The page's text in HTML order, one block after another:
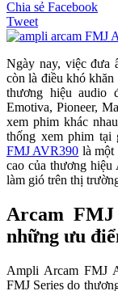
Chia sẻ Facebook
Tweet
Ngày nay, việc đưa
còn là điều khó
thương hiệu audio
Emotiva, Pioneer,
xem phim khác
thống xem phim tại
FMJ AVR390 là một
cao của thương hiệu
làm gió trên thị
Arcam
những ưu
Ampli Arcam FMJ
FMJ Series do